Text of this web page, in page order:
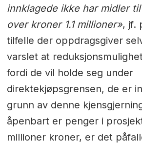
innklagede ikke har midler
over kroner 1.1 millioner», jf.
tilfelle der oppdragsgiver
varslet at
fordi de vil holde seg under
direktekjøpsgrensen, de er
grunn av denne
åpenbart er penger i
millioner kroner, er det